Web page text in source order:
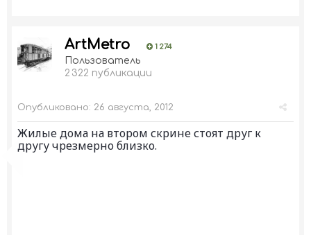
ArtMetro 1 274
Пользователь
2 322 публикации
Опубликовано: 26 августа, 2012
Жилые дома на втором скрине стоят друг к
другу чрезмерно близко.